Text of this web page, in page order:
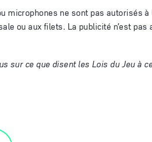
microphones ne sont pas autorisés
ou aux filets. La publicité n’est
sur ce que disent les Lois du Jeuà